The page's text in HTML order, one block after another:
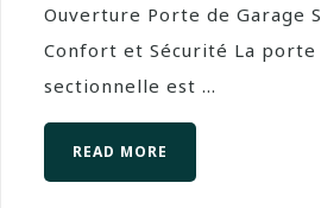
Ouverture Porte de Garage
Confort et Sécurité La porte
sectionnelle est ...
READ MORE